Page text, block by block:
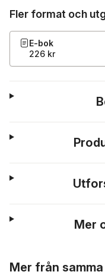
Fler format och
E-bok
226 kr
Mer
Mer från